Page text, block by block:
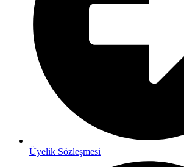
Üyelik Sözleşmesi